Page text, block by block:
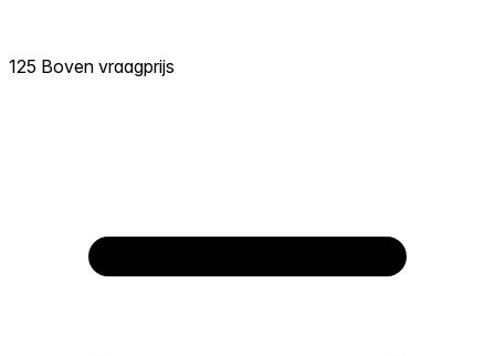
125 Boven vraagprijs